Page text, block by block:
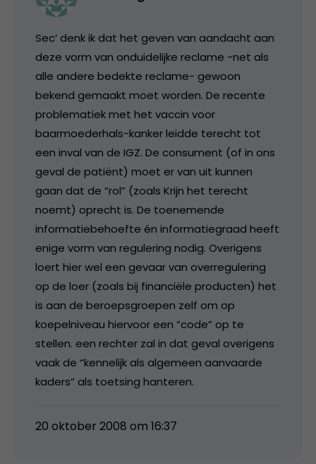
Sec’ denk ik dat het geven van aandacht aan
deze vorm van onduidelijke reclame -net als
alle andere bedekte reclame- gewoon
bekend gemaakt moet worden. De recente
problematiek met het vaccin voor
baarmoederhals-kanker leidde terecht tot
een inval van de IGZ. De consument (of in ons
geval de patiënt) moet er van uit kunnen
gaan dat de “rol” (zoals Krijn het terecht
noemt) oprecht is. De toenemende
informatiebehoefte én informatiegraad heeft
enige vorm van regulering nodig. Overigens
loert hier wel een gevaar van overregulering
op de loer (zoals bij financiële producten) het
is aan de beroepsgroepen zelf om op
koepelniveau hiervoor een “code” op te
stellen. een rechter zal in dat geval overigens
vaak de “kennelijk als algemeen aanvaarde
kaders” als toetsing hanteren.
20 oktober 2008 om 16:37